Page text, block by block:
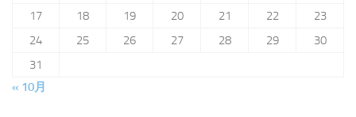
17
18 19 20 21 22
23
24
25 26 27 28 29
30
31
« 10月